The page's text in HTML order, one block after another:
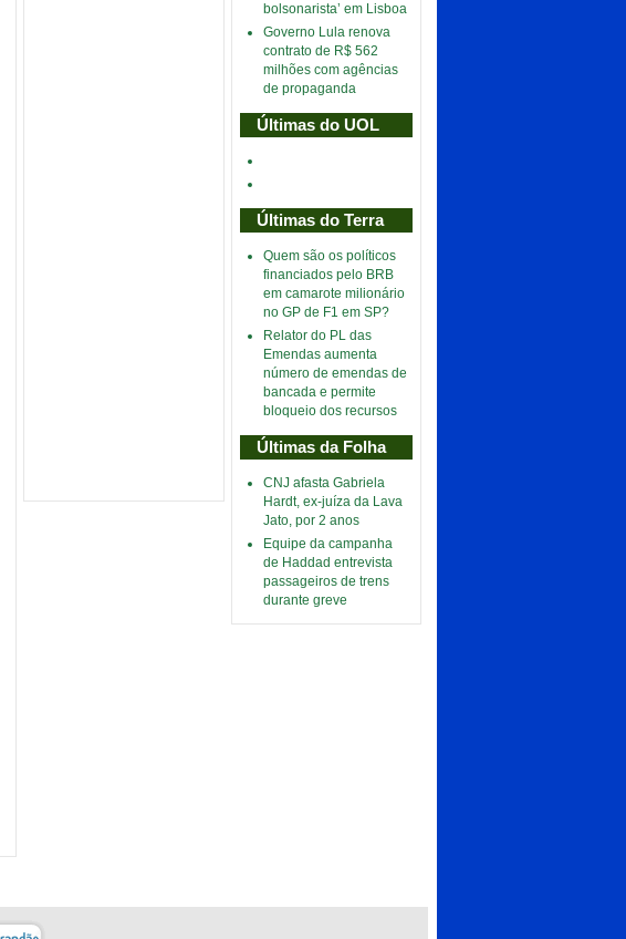
bolsonarista’ em Lisboa
Governo Lula renova
contrato de R$ 562
milhões com agências
de propaganda
Últimas do UOL
Últimas do Terra
Quem são os políticos
financiados pelo BRB
em camarote milionário
no GP de F1 em SP?
Relator do PL das
Emendas aumenta
número de emendas de
bancada e permite
bloqueio dos recursos
Últimas da Folha
CNJ afasta Gabriela
Hardt, ex-juíza da Lava
Jato, por 2 anos
Equipe da campanha
de Haddad entrevista
passageiros de trens
durante greve